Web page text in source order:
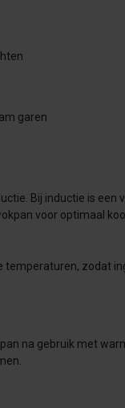
garen
Bij inductie is een
voor optimaal
temperaturen, zodat
na gebruik met